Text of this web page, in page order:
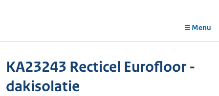
Menu
KA23243 Recticel Eurofloor -
dakisolatie